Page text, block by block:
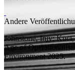
Andere
Johnstone, Injy;
Age of
Environment2025.